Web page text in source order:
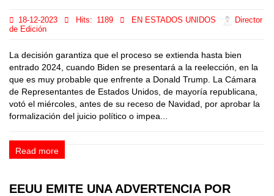
18-12-2023 Hits: 1189 EN ESTADOS UNIDOS
Director
de Edición
La decisión garantiza que el proceso se extienda hasta bien
entrado 2024, cuando Biden se presentará a la reelección, en la
que es muy probable que enfrente a Donald Trump. La Cámara
de Representantes de Estados Unidos, de mayoría republicana,
votó el miércoles, antes de su receso de Navidad, por aprobar la
formalización del juicio político o impea...
Read more
EEUU EMITE UNA ADVERTENCIA POR